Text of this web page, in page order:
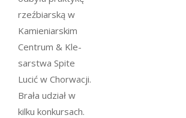
rzeźbiarską w
Kamieniarskim
Centrum & Kle-
sarstwa Spite
Lucić w Chorwacji.
Brała udział w
kilku konkursach.